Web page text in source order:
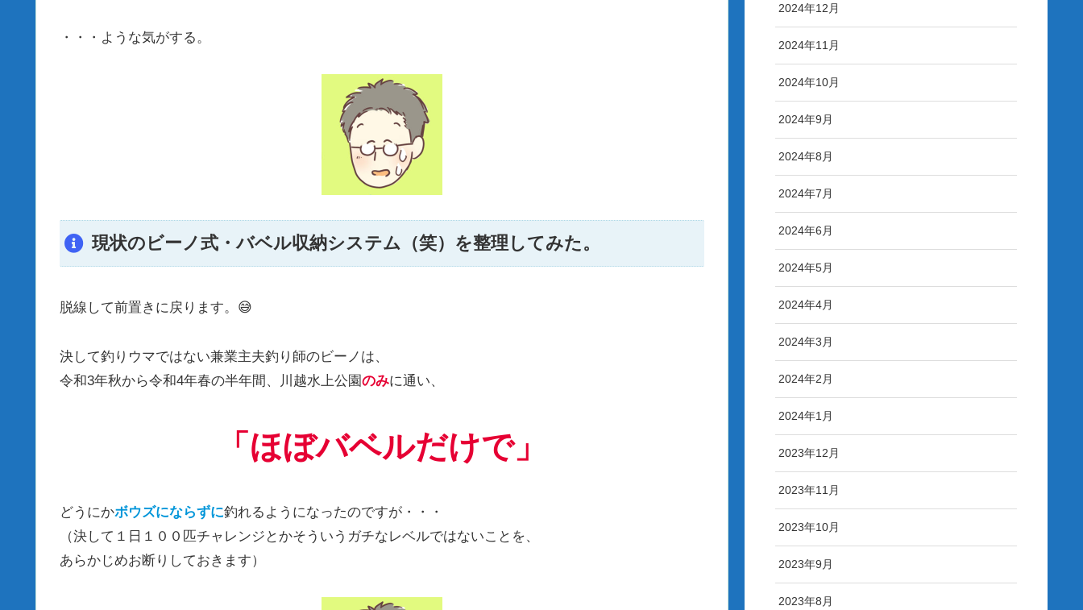
・・・ような気がする。
現状のビーノ式・バベル収納システム（笑）を整理してみた。
脱線して前置きに戻ります。😅
決して釣りウマではない兼業主夫釣り師のビーノは、
令和3年秋から令和4年春の半年間、川越水上公園のみに通い、
「ほぼバベルだけで」
どうにかボウズにならずに釣れるようになったのですが・・・
（決して１日１００匹チャレンジとかそういうガチなレベルではないことを、
あらかじめお断りしておきます）
2024年12月
2024年11月
2024年10月
2024年9月
2024年8月
2024年7月
2024年6月
2024年5月
2024年4月
2024年3月
2024年2月
2024年1月
2023年12月
2023年11月
2023年10月
2023年9月
2023年8月